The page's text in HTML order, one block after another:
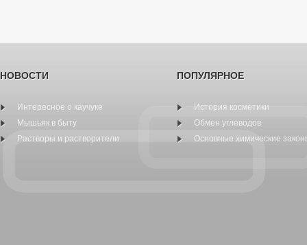
НОВОСТИ
Интересное о каучуке
Мышьяк в быту
Растворы и растворители
ПОПУЛЯРНОЕ
История косметики
Обмен углеводов
Основные химические